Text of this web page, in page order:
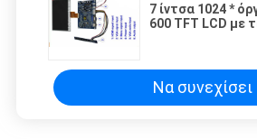
7 ίντσα 1024 *
600 TFT LCD με
Να συνεχίσει